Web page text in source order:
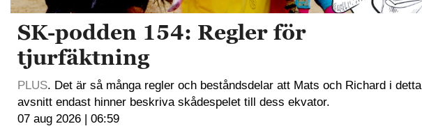
SK-podden 154: Regler för
tjurfäktning
PLUS. Det är så många regler och beståndsdelar att Mats och Richard i detta
avsnitt endast hinner beskriva skådespelet till dess ekvator.
07 aug 2026 | 06:59